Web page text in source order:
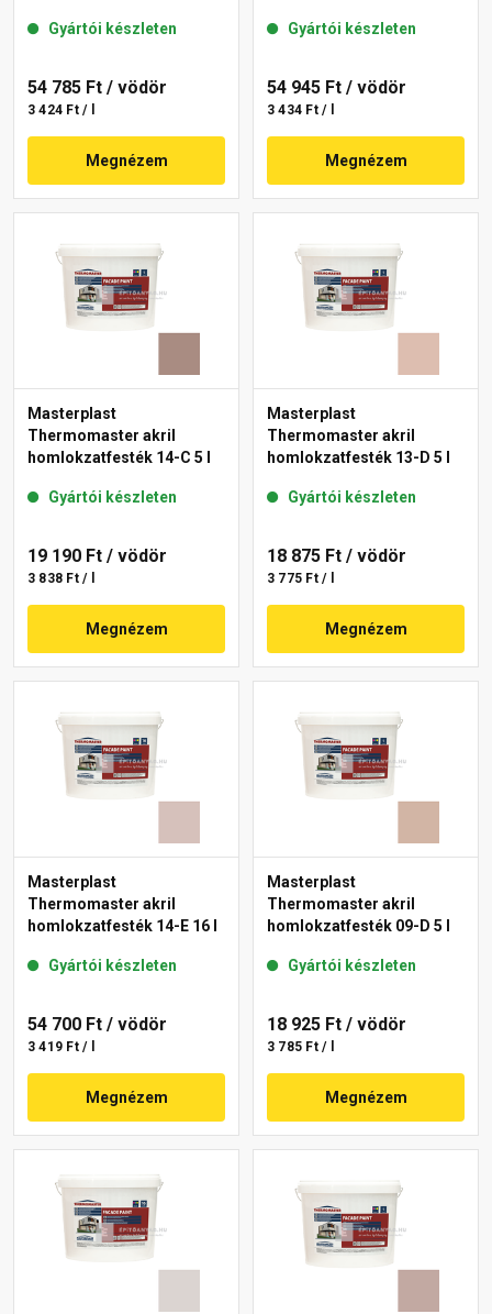
Gyártói készleten
54 785 Ft / vödör
3 424 Ft / l
Megnézem
Gyártói készleten
54 945 Ft / vödör
3 434 Ft / l
Megnézem
Masterplast
Thermomaster akril
homlokzatfesték 14-C 5 l
Gyártói készleten
19 190 Ft / vödör
3 838 Ft / l
Megnézem
Masterplast
Thermomaster akril
homlokzatfesték 13-D 5 l
Gyártói készleten
18 875 Ft / vödör
3 775 Ft / l
Megnézem
Masterplast
Thermomaster akril
homlokzatfesték 14-E 16 l
Gyártói készleten
54 700 Ft / vödör
3 419 Ft / l
Megnézem
Masterplast
Thermomaster akril
homlokzatfesték 09-D 5 l
Gyártói készleten
18 925 Ft / vödör
3 785 Ft / l
Megnézem